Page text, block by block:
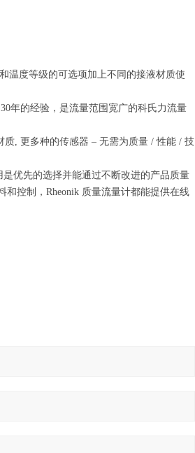
温度等级的可选项加上不同的接液材质使
年的经验，是流量范围宽广的科氏力流量
, 更多种的传感器 – 无需为质量 / 性能 / 技
优先的选择并能通过不断改进的产品质量
控制，Rheonik 质量流量计都能提供在线